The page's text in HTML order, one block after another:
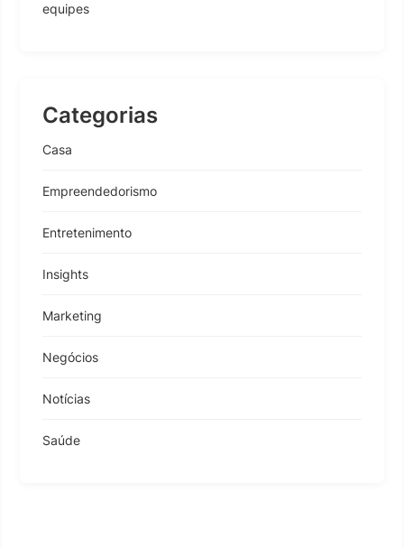
equipes
Categorias
Casa
Empreendedorismo
Entretenimento
Insights
Marketing
Negócios
Notícias
Saúde